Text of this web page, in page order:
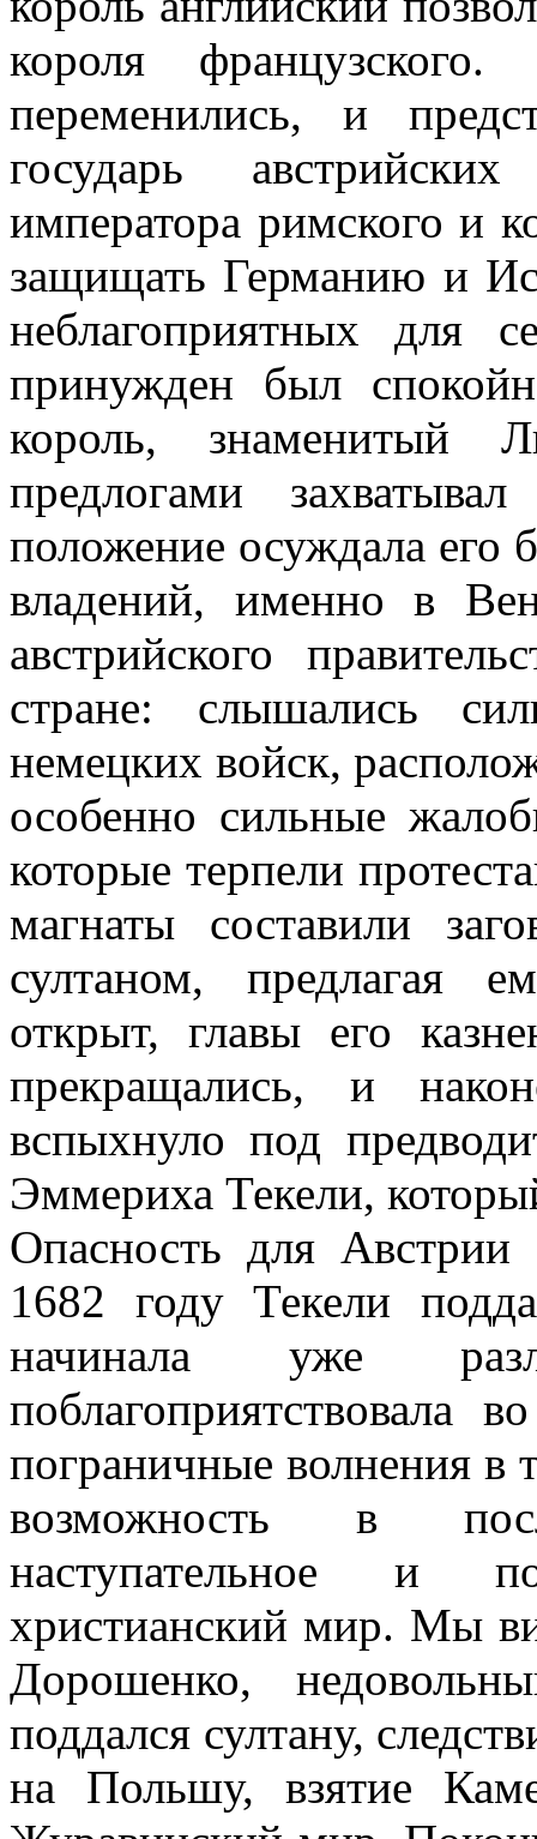
короля
переменились, и
государь
императора римского и
защищать Германию и
неблагоприятных для
принужден был
король, знаменитый
предлогами
положение осуждала его
владений, именно в
австрийского
стране: слышались
немецких войск,
особенно сильные
которые терпели
магнаты составили
султаном, предлагая
открыт, главы его
прекращались, и
вспыхнуло под
Эммериха Текели,
Опасность для Австрии
1682 году Текели
начинала уже
поблагоприятствовала
пограничные волнения в
возможность в
наступательное и
христианский мир. Мы
Дорошенко,
поддался султану,
на Польшу, взятие